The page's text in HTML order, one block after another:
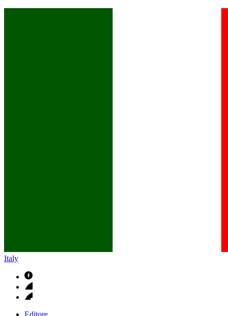
Italy
Editore